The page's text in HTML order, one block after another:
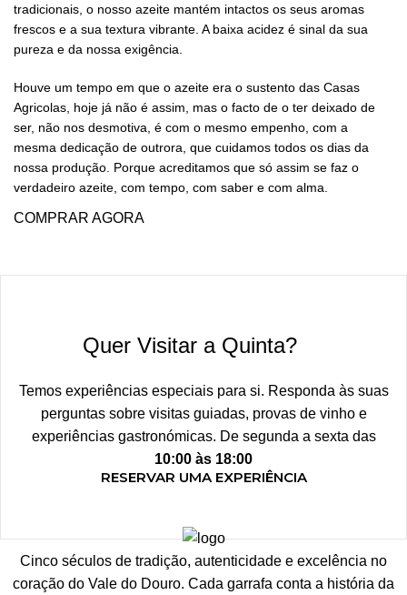
tradicionais, o nosso azeite mantém intactos os seus aromas
frescos e a sua textura vibrante. A baixa acidez é sinal da sua
pureza e da nossa exigência.
Houve um tempo em que o azeite era o sustento das Casas
Agricolas, hoje já não é assim, mas o facto de o ter deixado de
ser, não nos desmotiva, é com o mesmo empenho, com a
mesma dedicação de outrora, que cuidamos todos os dias da
nossa produção. Porque acreditamos que só assim se faz o
verdadeiro azeite, com tempo, com saber e com alma.
COMPRAR AGORA
Quer Visitar a Quinta?
Temos experiências especiais para si. Responda às suas
perguntas sobre visitas guiadas, provas de vinho e
experiências gastronómicas. De segunda a sexta das
10:00 às 18:00
RESERVAR UMA EXPERIÊNCIA
Cinco séculos de tradição, autenticidade e excelência no
coração do Vale do Douro. Cada garrafa conta a história da